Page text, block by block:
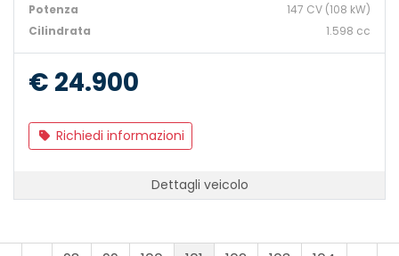
Potenza
147 CV (108 kW)
Cilindrata
1.598 cc
€ 24.900
Richiedi informazioni
Dettagli veicolo